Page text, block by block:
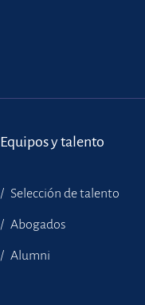
Equipos y talento
Selección de talento
Abogados
Alumni